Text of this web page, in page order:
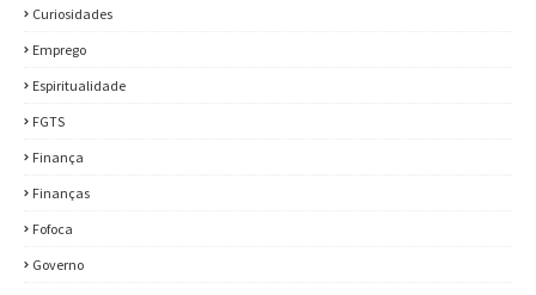
Curiosidades
Emprego
Espiritualidade
FGTS
Finança
Finanças
Fofoca
Governo